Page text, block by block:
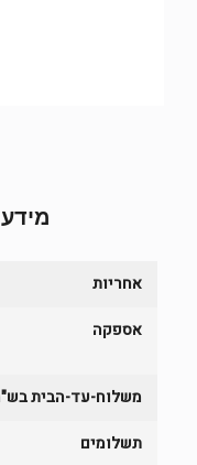
אחריות
אספקה
משלוח-עד-הבית
תשלומים